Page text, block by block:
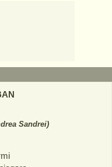
Sandrei)